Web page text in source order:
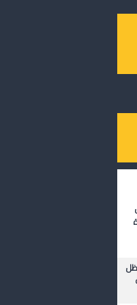
ظل